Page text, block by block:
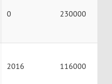
0 230000
2016 116000